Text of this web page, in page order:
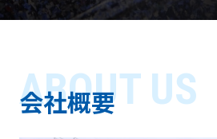
ABOUT US
会社概要